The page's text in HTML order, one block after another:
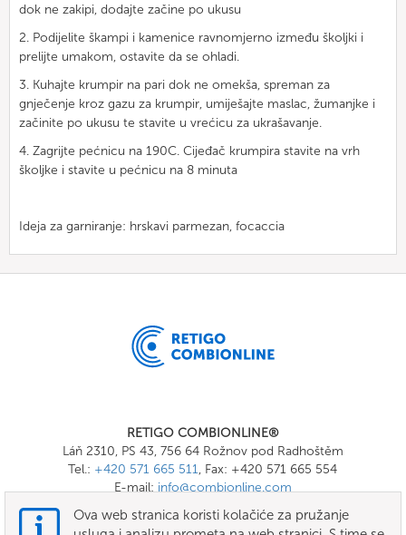
dok ne zakipi, dodajte začine po ukusu
2. Podijelite škampi i kamenice ravnomjerno između školjki i
prelijte umakom, ostavite da se ohladi.
3. Kuhajte krumpir na pari dok ne omekša, spreman za
gnječenje kroz gazu za krumpir, umiješajte maslac, žumanjke i
začinite po ukusu te stavite u vrećicu za ukrašavanje.
4. Zagrijte pećnicu na 190C. Cijeđač krumpira stavite na vrh
školjke i stavite u pećnicu na 8 minuta
Ideja za garniranje: hrskavi parmezan, focaccia
RETIGO COMBIONLINE®
Láň 2310, PS 43, 756 64 Rožnov pod Radhoštěm
Tel.: +420 571 665 511, Fax: +420 571 665 554
E-mail: info@combionline.com
Ova web stranica koristi kolačiće za pružanje